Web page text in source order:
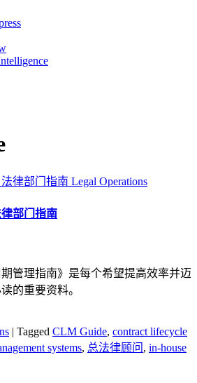
Legal Operations
部门指南
期管理指南》是每个希望提高效率并迈
的重要资料。
| Tagged CLM Guide, contract lifecycle
systems, 总法律顾问 , in-house